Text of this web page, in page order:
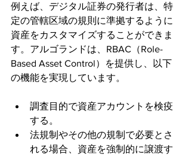
例えば、デジタル証券の発行者は、特
定の管轄区域の規則に準拠するように
資産をカスタマイズすることができま
す。アルゴランドは、RBAC（Role-
Based Asset Control）を提供し、以下
の機能を実現しています。
調査目的で資産アカウントを検疫
する。
法規制やその他の規制で必要とさ
れる場合、資産を強制的に譲渡す